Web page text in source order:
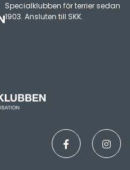
Specialklubben för terrier sedan
1903. Ansluten till SKK.